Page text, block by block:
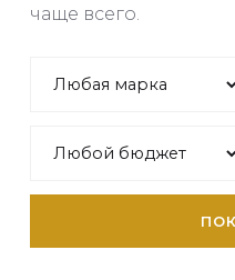
чаще всего.